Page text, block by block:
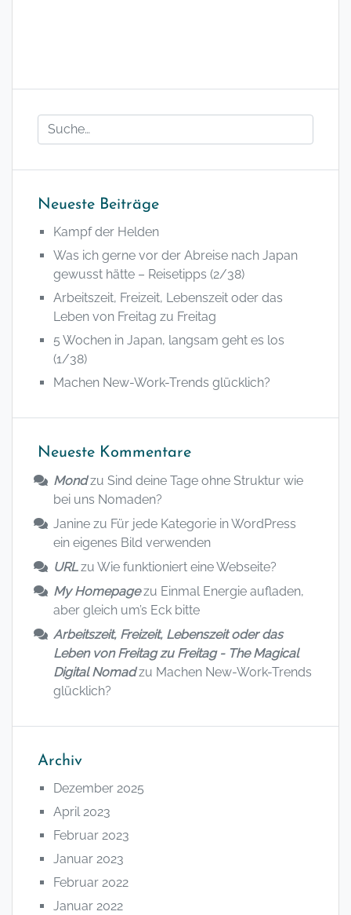
Neueste Beiträge
Kampf der Helden
Was ich gerne vor der Abreise nach Japan
gewusst hätte – Reisetipps (2/38)
Arbeitszeit, Freizeit, Lebenszeit oder das
Leben von Freitag zu Freitag
5 Wochen in Japan, langsam geht es los
(1/38)
Machen New-Work-Trends glücklich?
Neueste Kommentare
Mondzu Sind deine Tage ohne Struktur wie
bei uns Nomaden?
Janine zu Für jede Kategorie in WordPress
ein eigenes Bild verwenden
URLzu Wie funktioniert eine Webseite?
My Homepagezu Einmal Energie aufladen,
aber gleich um’s Eck bitte
Arbeitszeit, Freizeit, Lebenszeit oder das
Leben von Freitag zu Freitag - The Magical
Digital Nomadzu Machen New-Work-Trends
glücklich?
Archiv
Dezember 2025
April 2023
Februar 2023
Januar 2023
Februar 2022
Januar 2022